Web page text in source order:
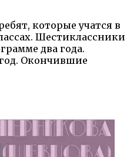
которые учатся в
Шестиклассники
два года.
Окончившие